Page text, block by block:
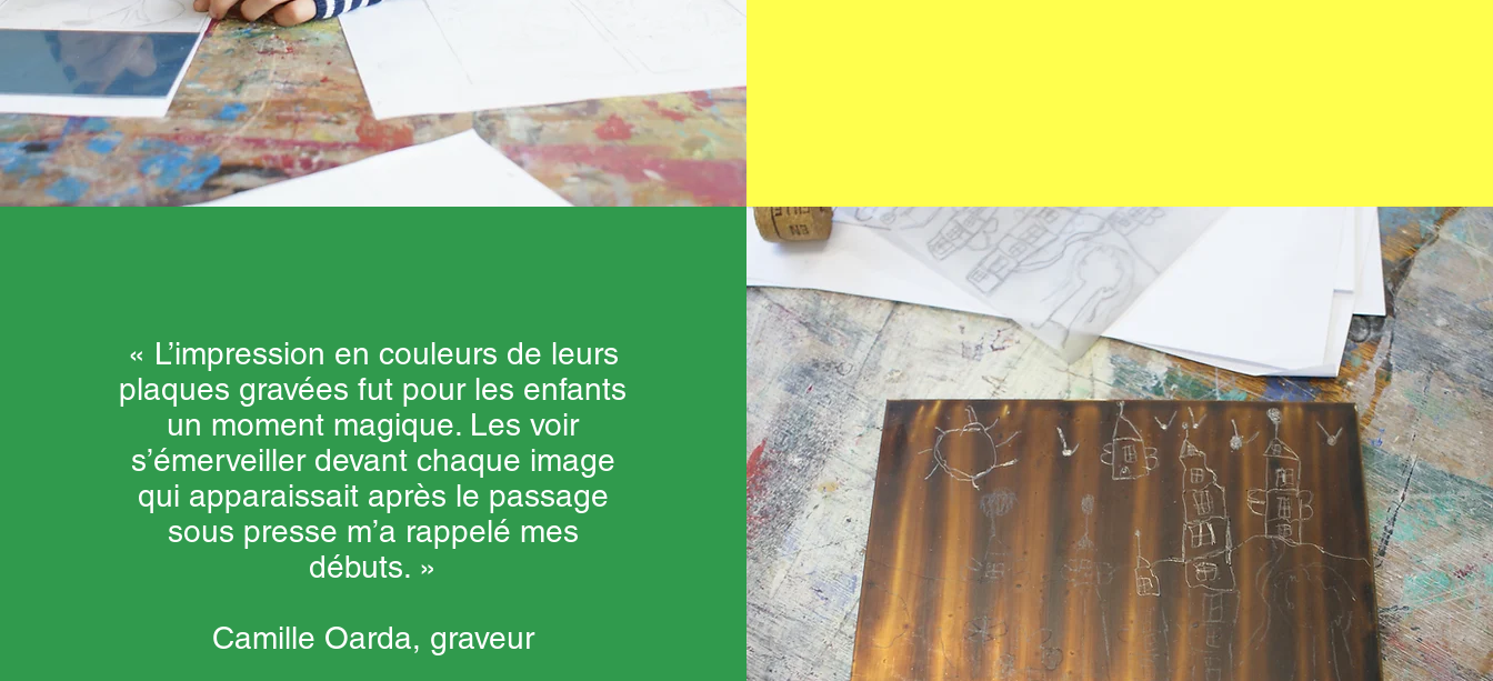
« L’impression en couleurs de leurs
plaques gravées fut pour les enfants
un moment magique. Les voir
s’émerveiller devant chaque image
qui apparaissait après le passage
sous presse m’a rappelé mes
débuts. »
Camille Oarda, graveur